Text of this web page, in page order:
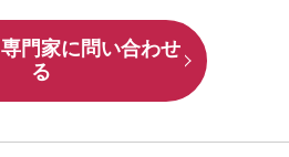
門家に問い合わせ
る